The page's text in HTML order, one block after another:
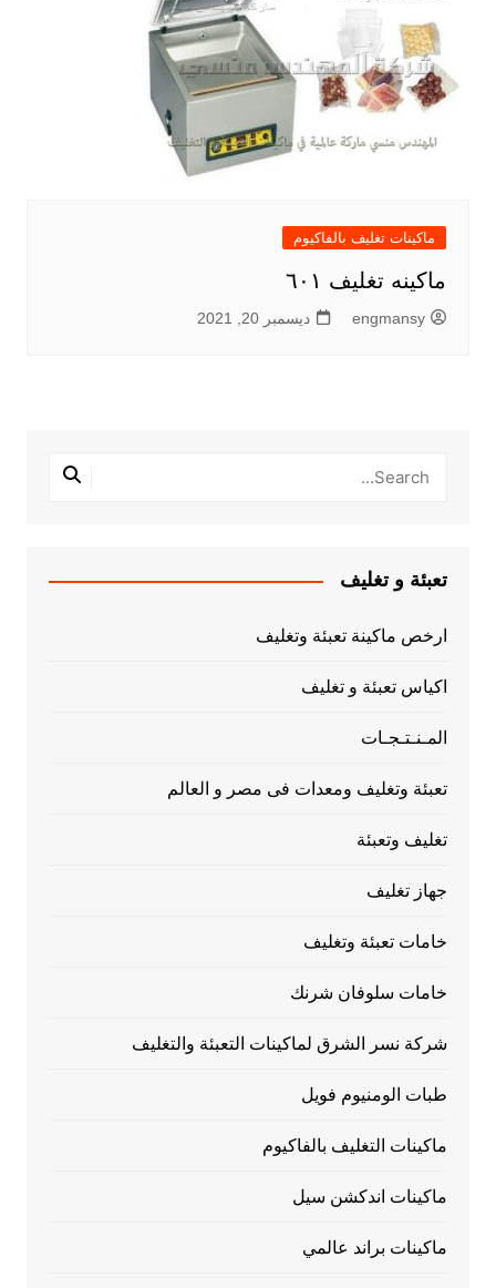
ماكينات تغليف بالفاكيوم
ماكينه تغليف ٦٠١
engmansy ديسمبر 20, 2021
تعبئة و تغليف
ارخص ماكينة تعبئة وتغليف
اكياس تعبئة و تغليف
المـنـتـجـات
تعبئة وتغليف ومعدات فى مصر و العالم
تغليف وتعبئة
جهاز تغليف
خامات تعبئة وتغليف
خامات سلوفان شرنك
شركة نسر الشرق لماكينات التعبئة والتغليف
طبات الومنيوم فويل
ماكينات التغليف بالفاكيوم
ماكينات اندكشن سيل
ماكينات براند عالمي